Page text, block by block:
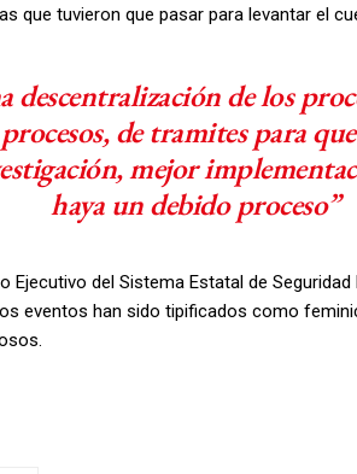
que tuvieron que pasar para levantar el
descentralización de los
de tramites para
mejor
haya un debido proceso”
Ejecutivo del Sistema Estatal de
eventos han sido tipificados como